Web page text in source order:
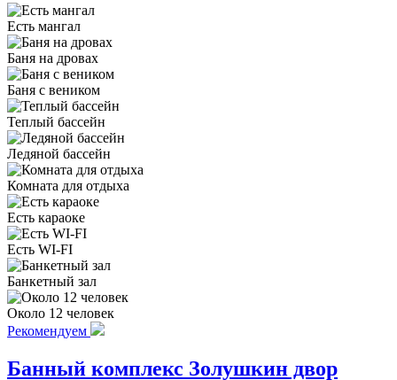
Есть мангал
Баня на дровах
Баня с веником
Теплый бассейн
Ледяной бассейн
Комната для отдыха
Есть караоке
Есть WI-FI
Банкетный зал
Около 12 человек
Рекомендуем
Банный комплекс Золушкин двор